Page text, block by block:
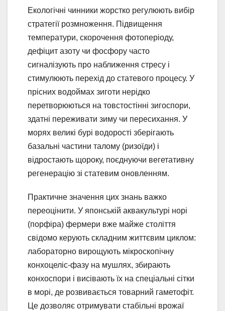
Екологічні чинники жорстко регулюють вибір
стратегії розмноження. Підвищення
температури, скорочення фотоперіоду,
дефіцит азоту чи фосфору часто
сигналізують про наближення стресу і
стимулюють перехід до статевого процесу. У
прісних водоймах зиготи нерідко
перетворюються на товстостінні зигоспори,
здатні переживати зиму чи пересихання. У
морях великі бурі водорості зберігають
базальні частини талому (ризоїди) і
відростають щороку, поєднуючи вегетативну
регенерацію зі статевим оновленням.
Практичне значення цих знань важко
переоцінити. У японській аквакультурі норі
(порфіра) фермери вже майже століття
свідомо керують складним життєвим циклом:
лабораторно вирощують мікроскопічну
конхоцеліс-фазу на мушлях, збирають
конхоспори і висівають їх на спеціальні сітки
в морі, де розвивається товарний гаметофіт.
Це дозволяє отримувати стабільні врожаї